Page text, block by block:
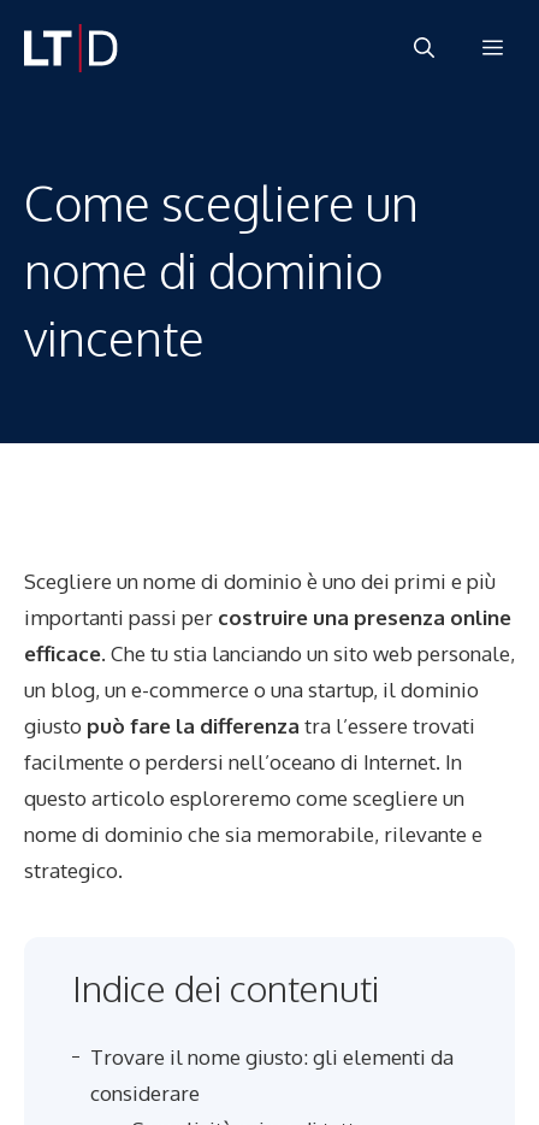
Come scegliere un
nome di dominio
vincente
Scegliere un nome di dominio è uno dei primi e più
importanti passi per costruire una presenza online
efficace. Che tu stia lanciando un sito web personale,
un blog, un e-commerce o una startup, il dominio
giusto può fare la differenza tra l’essere trovati
facilmente o perdersi nell’oceano di Internet. In
questo articolo esploreremo come scegliere un
nome di dominio che sia memorabile, rilevante e
strategico.
Indice dei contenuti
Trovare il nome giusto: gli elementi da
considerare